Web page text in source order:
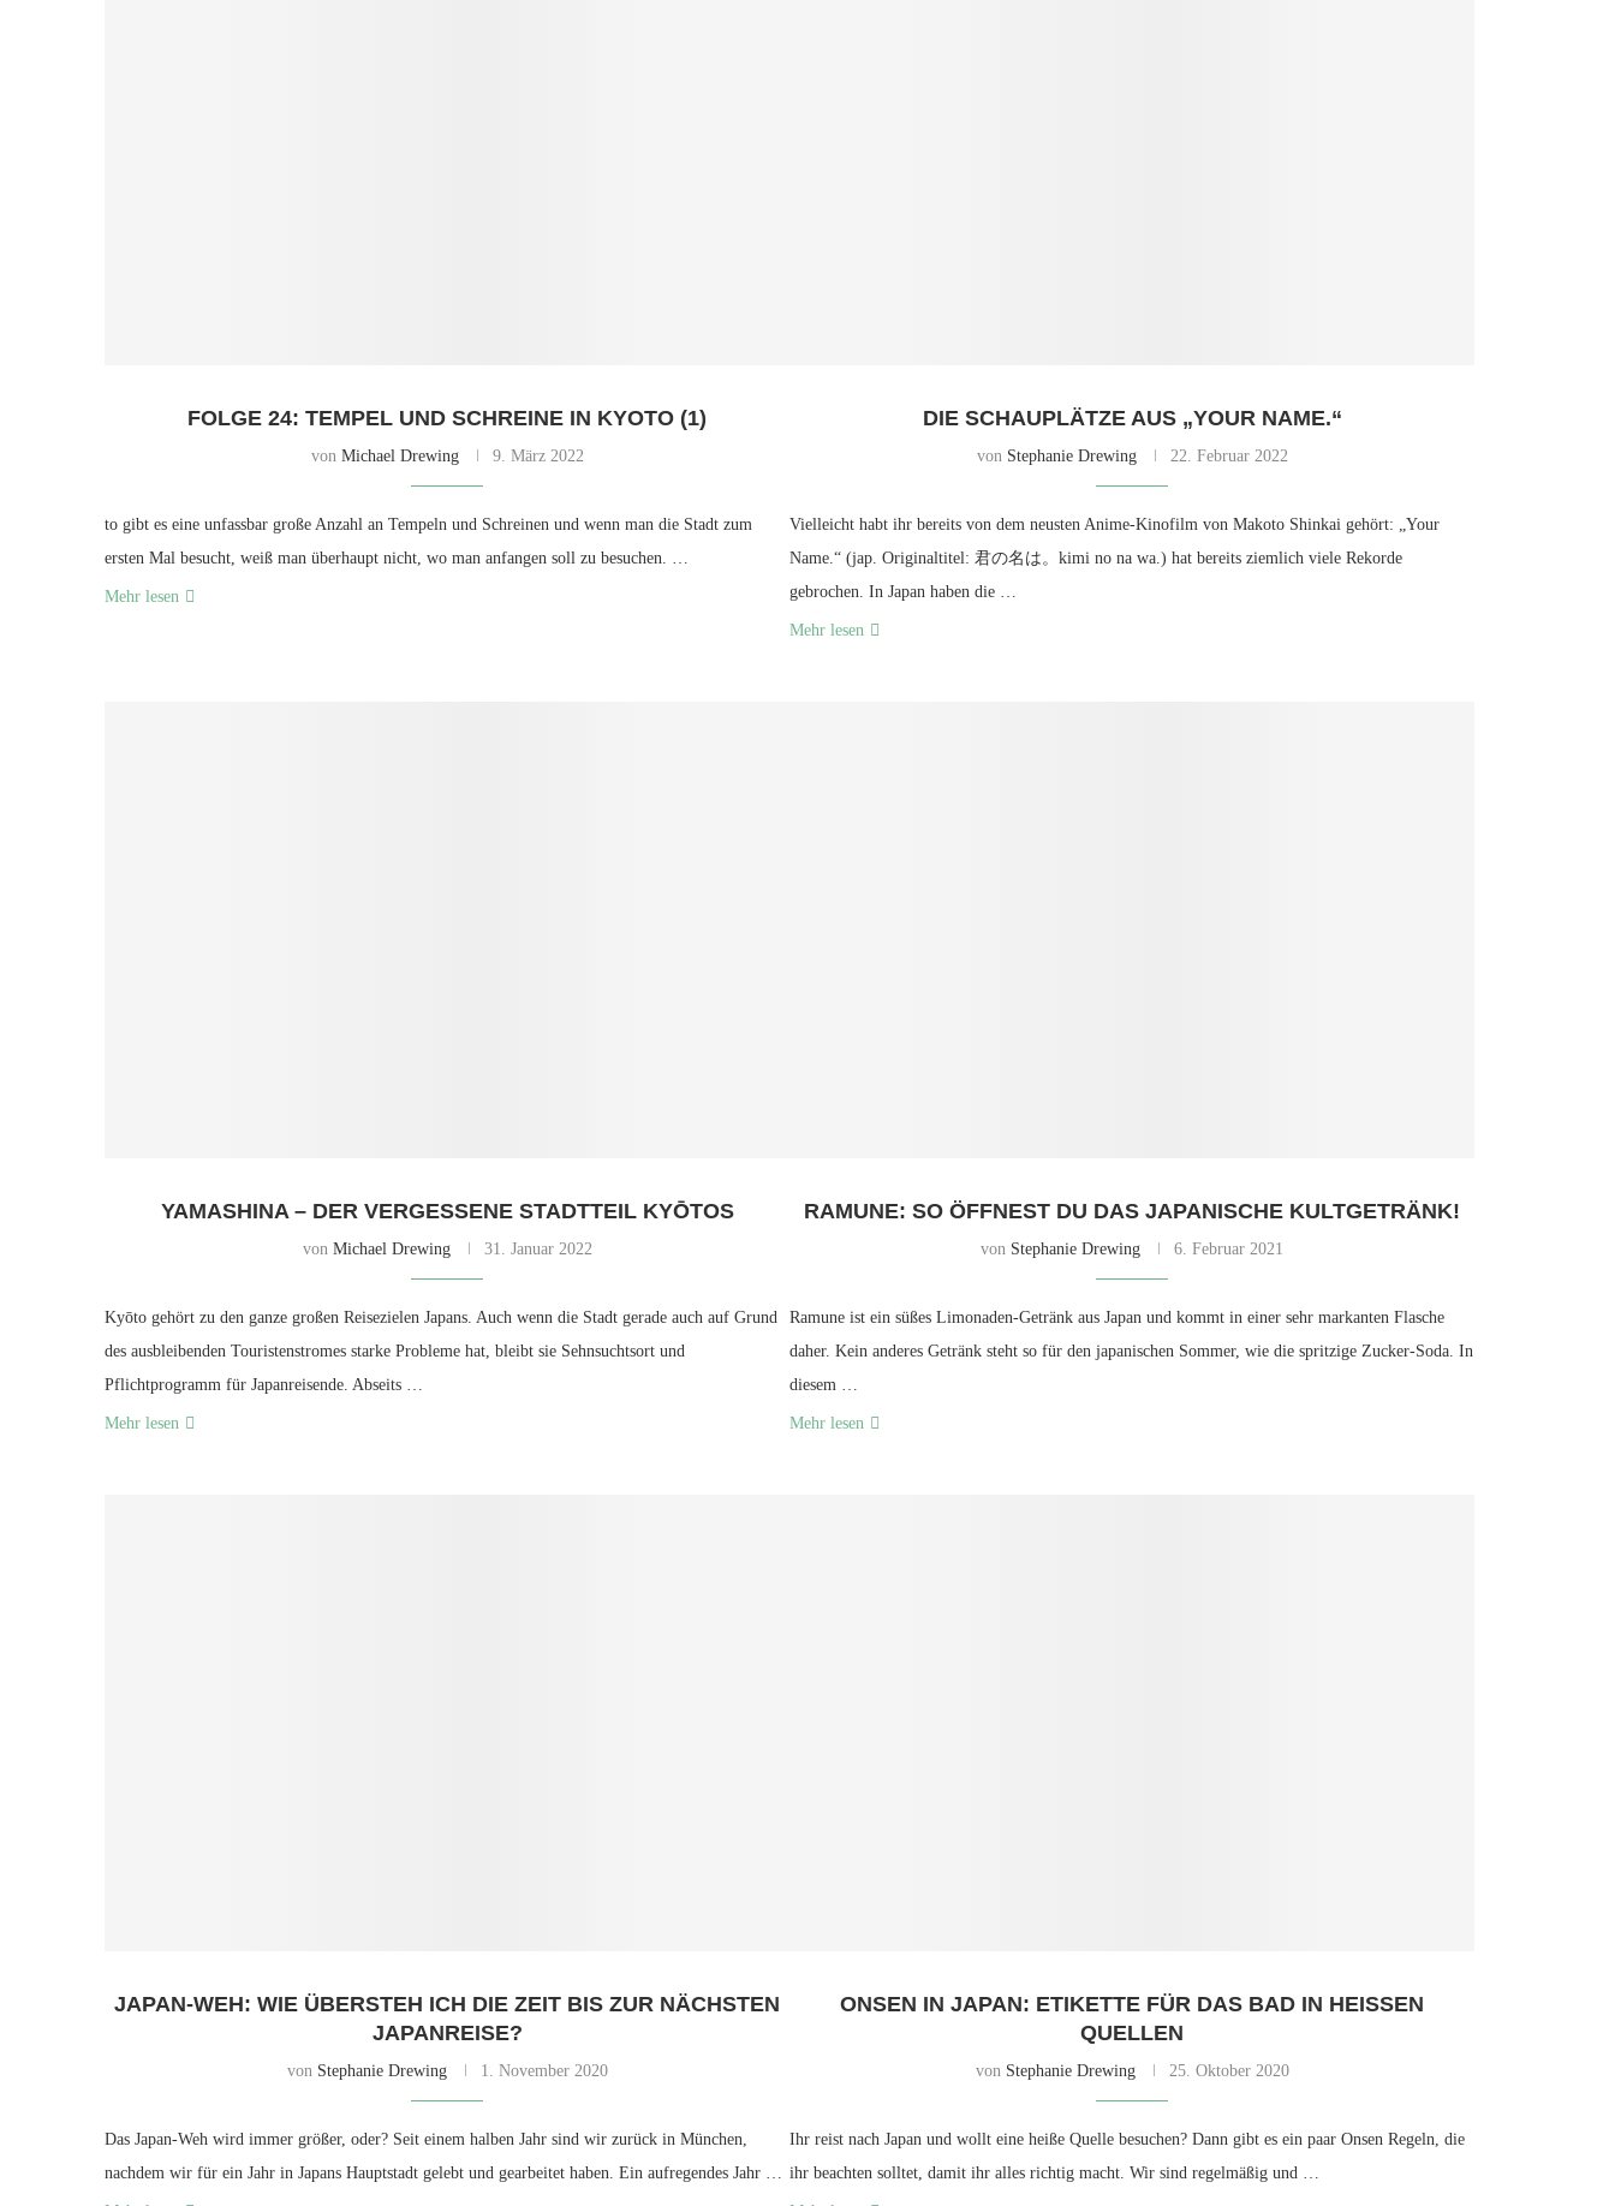
FOLGE 24: TEMPEL UND SCHREINE IN KYOTO (1)
von Michael Drewing 9. März 2022
to gibt es eine unfassbar große Anzahl an Tempeln und Schreinen und wenn man die Stadt zum
ersten Mal besucht, weiß man überhaupt nicht, wo man anfangen soll zu besuchen. …
Mehr lesen
DIE SCHAUPLÄTZE AUS „YOUR NAME.“
von Stephanie Drewing 22. Februar 2022
Vielleicht habt ihr bereits von dem neusten Anime-Kinofilm von Makoto Shinkai gehört: „Your
Name.“ (jap. Originaltitel: 君の名は。kimi no na wa.) hat bereits ziemlich viele Rekorde
gebrochen. In Japan haben die …
Mehr lesen
YAMASHINA – DER VERGESSENE STADTTEIL KYŌTOS
von Michael Drewing 31. Januar 2022
Kyōto gehört zu den ganze großen Reisezielen Japans. Auch wenn die Stadt gerade auch auf Grund
des ausbleibenden Touristenstromes starke Probleme hat, bleibt sie Sehnsuchtsort und
Pflichtprogramm für Japanreisende. Abseits …
Mehr lesen
RAMUNE: SO ÖFFNEST DU DAS JAPANISCHE KULTGETRÄNK!
von Stephanie Drewing 6. Februar 2021
Ramune ist ein süßes Limonaden-Getränk aus Japan und kommt in einer sehr markanten Flasche
daher. Kein anderes Getränk steht so für den japanischen Sommer, wie die spritzige Zucker-Soda. In
diesem …
Mehr lesen
JAPAN-WEH: WIE ÜBERSTEH ICH DIE ZEIT BIS ZUR NÄCHSTEN
JAPANREISE?
von Stephanie Drewing 1. November 2020
Das Japan-Weh wird immer größer, oder? Seit einem halben Jahr sind wir zurück in München,
nachdem wir für ein Jahr in Japans Hauptstadt gelebt und gearbeitet haben. Ein aufregendes Jahr …
ONSEN IN JAPAN: ETIKETTE FÜR DAS BAD IN HEISSEN Q
UELLEN
von Stephanie Drewing 25. Oktober 2020
Ihr reist nach Japan und wollt eine heiße Quelle besuchen? Dann gibt es ein paar Onsen Regeln, die
ihr beachten solltet, damit ihr alles richtig macht. Wir sind regelmäßig und …